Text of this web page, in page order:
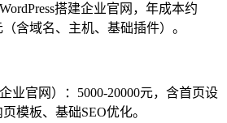
搭建企业官网，年成本约
（含域名、主机、基础插件）。
企业官网）：5000-20000元，含首页设
模板、基础SEO优化。